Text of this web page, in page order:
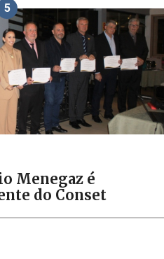
5
Menegaz é
do Conset